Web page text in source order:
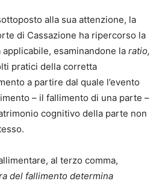
alla sua attenzione, la
di Cassazione ha ripercorso la
esaminandone la ratio,
pratici della corretta
a partire dal quale l’evento
– il fallimento di una parte –
cognitivo della parte non
al terzo comma,
del fallimento determina